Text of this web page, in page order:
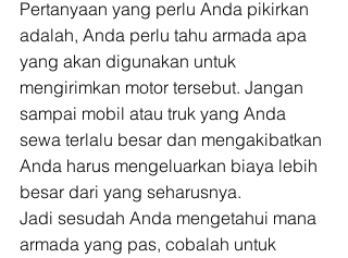
Pertanyaan yang perlu Anda pikirkan
adalah, Anda perlu tahu armada apa
yang akan digunakan untuk
mengirimkan motor tersebut. Jangan
sampai mobil atau truk yang Anda
sewa terlalu besar dan mengakibatkan
Anda harus mengeluarkan biaya lebih
besar dari yang seharusnya.
Jadi sesudah Anda mengetahui mana
armada yang pas, cobalah untuk